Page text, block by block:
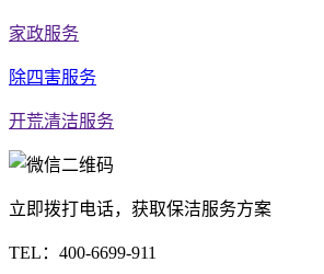
家政服务
除四害服务
开荒清洁服务
立即拨打电话，获取保洁服务方案
TEL： 400-6699-911